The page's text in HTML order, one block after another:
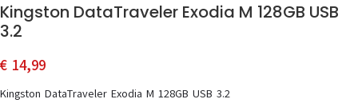
Kingston DataTraveler Exodia M 128GB USB
3.2
€ 14,99
Kingston DataTraveler Exodia M 128GB USB 3.2